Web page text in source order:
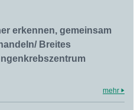
erkennen, gemeinsam
Breites
mehr